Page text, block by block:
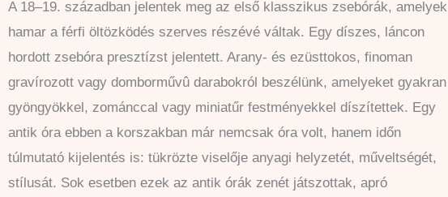
A 18–19. században jelentek meg az első klasszikus zsebórák, amelyek
hamar a férfi öltözködés szerves részévé váltak. Egy díszes, láncon
hordott zsebóra presztízst jelentett. Arany- és ezüsttokos, finoman
gravírozott vagy domborművû darabokról beszélünk, amelyeket gyakran
gyöngyökkel, zománccal vagy miniatűr festményekkel díszítettek. Egy
antik óra ebben a korszakban már nemcsak óra volt, hanem időn
túlmutató kijelentés is: tükrözte viselője anyagi helyzetét, műveltségét,
stílusát. Sok esetben ezek az antik órák zenét játszottak, apró